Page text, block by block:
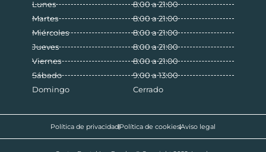
Lunes
Martes
Miércoles
Jueves
Viernes
Sábado
Domingo
8:00 a 21:00
8:00 a 21:00
8:00 a 21:00
8:00 a 21:00
8:00 a 21:00
9:00 a 13:00
Cerrado
Política de privacidadPolítica de cookiesAviso legal